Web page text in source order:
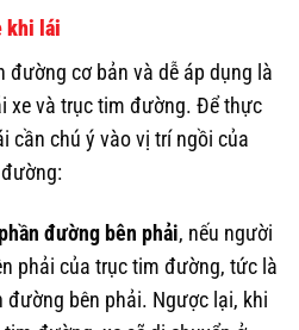
khi lái
đường cơ bản và dễ áp dụng là
xe và trục tim đường. Để thực
cần chú ý vào vị trí ngồi của
đường bên phải, nếu người
phải của trục tim đường, tức là
đường bên phải. Ngược lại, khi